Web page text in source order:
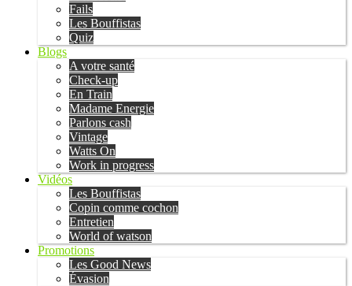
Fails
Les Bouffistas
Quiz
Blogs
A votre santé
Check-up
En Train
Madame Energie
Parlons cash
Vintage
Watts On
Work in progress
Vidéos
Les Bouffistas
Copin comme cochon
Entretien
World of watson
Promotions
Les Good News
Évasion